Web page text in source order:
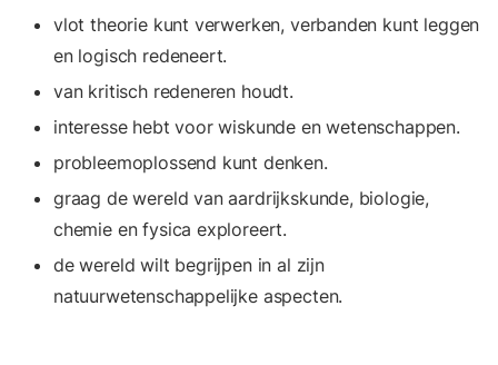
vlot theorie kunt verwerken, verbanden kunt leggen
en logisch redeneert.
van kritisch redeneren houdt.
interesse hebt voor wiskunde en wetenschappen.
probleemoplossend kunt denken.
graag de wereld van aardrijkskunde, biologie,
chemie en fysica exploreert.
de wereld wilt begrijpen in al zijn
natuurwetenschappelijke aspecten.